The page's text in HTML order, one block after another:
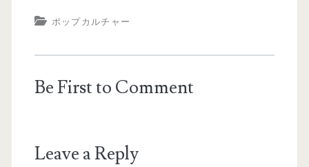
ポップカルチャー
Be First to Comment
Leave a Reply